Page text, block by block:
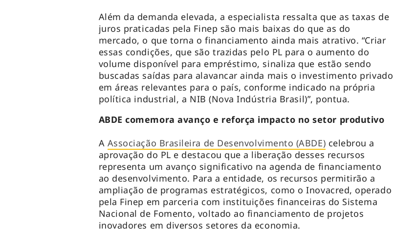
Além da demanda elevada, a especialista ressalta que as taxas de
juros praticadas pela Finep são mais baixas do que as do
mercado, o que torna o financiamento ainda mais atrativo. “Criar
essas condições, que são trazidas pelo PL para o aumento do
volume disponível para empréstimo, sinaliza que estão sendo
buscadas saídas para alavancar ainda mais o investimento privado
em áreas relevantes para o país, conforme indicado na própria
política industrial, a NIB (Nova Indústria Brasil)”, pontua.
ABDE comemora avanço e reforça impacto no setor produtivo
A Associação Brasileira de Desenvolvimento (ABDE) celebrou a
aprovação do PL e destacou que a liberação desses recursos
representa um avanço significativo na agenda de financiamento
ao desenvolvimento. Para a entidade, os recursos permitirão a
ampliação de programas estratégicos, como o Inovacred, operado
pela Finep em parceria com instituições financeiras do Sistema
Nacional de Fomento, voltado ao financiamento de projetos
inovadores em diversos setores da economia.